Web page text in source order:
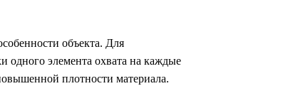
объекта. Для
одного элемента охвата на каждые
плотности материала.